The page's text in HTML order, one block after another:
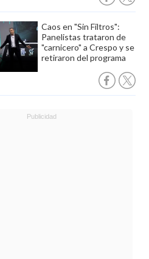
Caos en "Sin Filtros":
Panelistas trataron de
"carnicero" a Crespo y se
retiraron del programa